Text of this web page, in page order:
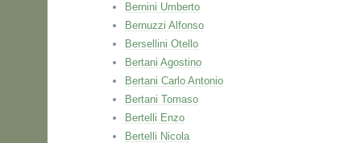
Bernini Umberto
Bernuzzi Alfonso
Bersellini Otello
Bertani Agostino
Bertani Carlo Antonio
Bertani Tomaso
Bertelli Enzo
Bertelli Nicola